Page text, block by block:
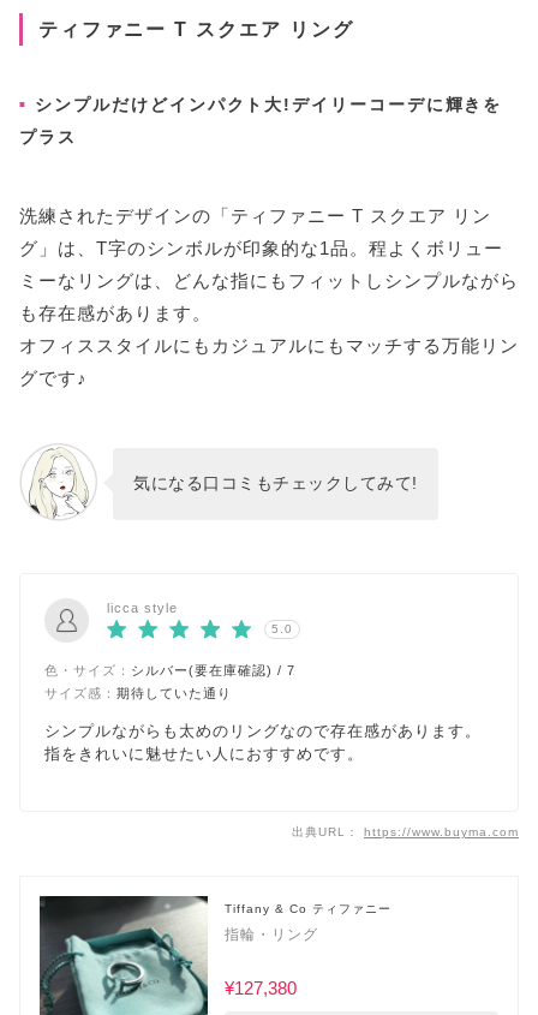
ティファニー T スクエア リング
シンプルだけどインパクト大!デイリーコーデに輝きを
プラス
洗練されたデザインの「ティファニー T スクエア リン
グ」は、T字のシンボルが印象的な1品。程よくボリュー
ミーなリングは、どんな指にもフィットしシンプルながら
も存在感があります。
オフィススタイルにもカジュアルにもマッチする万能リン
グです♪
気になる口コミもチェックしてみて!
licca style
5.0
色・サイズ： シルバー(要在庫確認) / 7
サイズ感： 期待していた通り
シンプルながらも太めのリングなので存在感があります。
指をきれいに魅せたい人におすすめです。
出典URL： https://www.buyma.com
Tiffany & Co ティファニー
指輪・リング
¥127,380